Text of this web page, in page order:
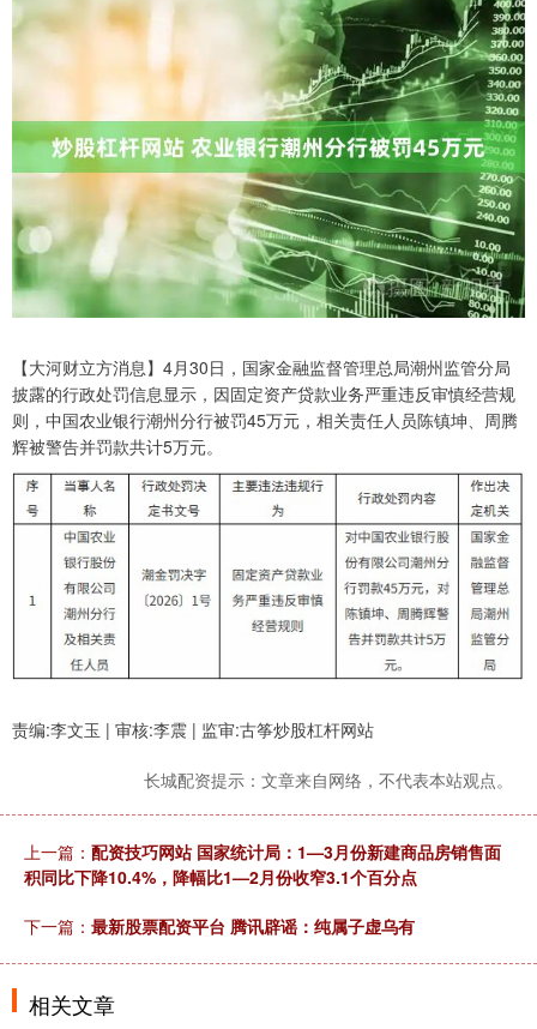
【大河财立方消息】4月30日，国家金融监督管理总局潮州监管分局
披露的行政处罚信息显示，因固定资产贷款业务严重违反审慎经营规
则，中国农业银行潮州分行被罚45万元，相关责任人员陈镇坤、周腾
辉被警告并罚款共计5万元。
责编:李文玉 | 审核:李震 | 监审:古筝炒股杠杆网站
长城配资提示：文章来自网络，不代表本站观点。
上一篇： 配资技巧网站 国家统计局：1—3月份新建商品房销售面
积同比下降10.4%，降幅比1—2月份收窄3.1个百分点
下一篇： 最新股票配资平台 腾讯辟谣：纯属子虚乌有
相关文章